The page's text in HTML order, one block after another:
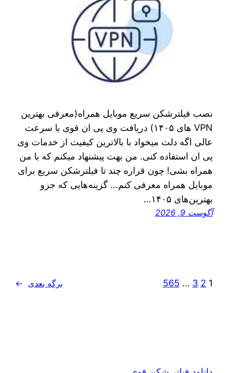
نصب فیلترشکن سریع موبایل همراه(معرفی بهترین
VPN های ۱۴۰۵) دریافت وی پی ان قوی با سرعت
عالی اگه دلت میخواد با بالاترین کیفیت از خدمات وی
پی ان استفاده کنی. من بهت پیشنهاد میکنم که با من
همراه بشی! چون قراره چند تا فیلترشکن سریع برای
موبایل همراه معرفی کنم… گزینه‌هایی که جزو
بهترین‌های ۱۴۰۵…
آگوست 9, 2026
1
2
3
…
565 برگه بعدی →